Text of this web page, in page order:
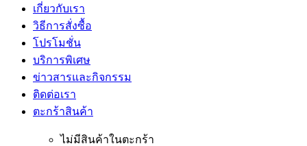
เกี่ยวกับเรา
วิธีการสั่งซื้อ
โปรโมชั่น
บริการพิเศษ
ข่าวสารและกิจกรรม
ติดต่อเรา
ตะกร้าสินค้า
ไม่มีสินค้าในตะกร้า